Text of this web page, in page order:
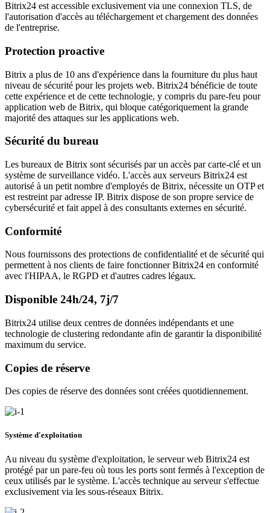
Bitrix24 est accessible exclusivement via une connexion TLS, de
l'autorisation d'accès au téléchargement et chargement des données
de l'entreprise.
Protection proactive
Bitrix a plus de 10 ans d'expérience dans la fourniture du plus haut
niveau de sécurité pour les projets web. Bitrix24 bénéficie de toute
cette expérience et de cette technologie, y compris du pare-feu pour
application web de Bitrix, qui bloque catégoriquement la grande
majorité des attaques sur les applications web.
Sécurité du bureau
Les bureaux de Bitrix sont sécurisés par un accès par carte-clé et un
système de surveillance vidéo. L'accès aux serveurs Bitrix24 est
autorisé à un petit nombre d'employés de Bitrix, nécessite un OTP et
est restreint par adresse IP. Bitrix dispose de son propre service de
cybersécurité et fait appel à des consultants externes en sécurité.
Conformité
Nous fournissons des protections de confidentialité et de sécurité qui
permettent à nos clients de faire fonctionner Bitrix24 en conformité
avec l'HIPAA, le RGPD et d'autres cadres légaux.
Disponible 24h/24, 7j/7
Bitrix24 utilise deux centres de données indépendants et une
technologie de clustering redondante afin de garantir la disponibilité
maximum du service.
Copies de réserve
Des copies de réserve des données sont créées quotidiennement.
Système d'exploitation
Au niveau du système d'exploitation, le serveur web Bitrix24 est
protégé par un pare-feu où tous les ports sont fermés à l'exception de
ceux utilisés par le système. L'accès technique au serveur s'effectue
exclusivement via les sous-réseaux Bitrix.